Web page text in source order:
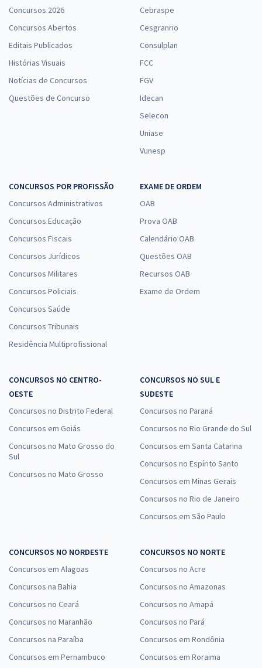
Concursos 2026
Concursos Abertos
Editais Publicados
Histórias Visuais
Notícias de Concursos
Questões de Concurso
Cebraspe
Cesgranrio
Consulplan
FCC
FGV
Idecan
Selecon
Uniase
Vunesp
CONCURSOS POR PROFISSÃO
Concursos Administrativos
Concursos Educação
Concursos Fiscais
Concursos Jurídicos
Concursos Militares
Concursos Policiais
Concursos Saúde
Concursos Tribunais
Residência Multiprofissional
EXAME DE ORDEM
OAB
Prova OAB
Calendário OAB
Questões OAB
Recursos OAB
Exame de Ordem
CONCURSOS NO CENTRO-
OESTE
Concursos no Distrito Federal
Concursos em Goiás
Concursos no Mato Grosso do
Sul
Concursos no Mato Grosso
CONCURSOS NO SUL E
SUDESTE
Concursos no Paraná
Concursos no Rio Grande do Sul
Concursos em Santa Catarina
Concursos no Espírito Santo
Concursos em Minas Gerais
Concursos no Rio de Janeiro
Concursos em São Paulo
CONCURSOS NO NORDESTE
Concursos em Alagoas
Concursos na Bahia
Concursos no Ceará
Concursos no Maranhão
Concursos na Paraíba
Concursos em Pernambuco
CONCURSOS NO NORTE
Concursos no Acre
Concursos no Amazonas
Concursos no Amapá
Concursos no Pará
Concursos em Rondônia
Concursos em Roraima